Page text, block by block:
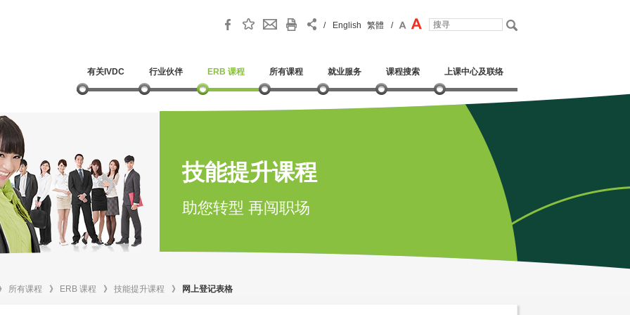
/ English 繁體 /
有关IVDC 行业伙伴 ERB 课程 所有课程 就业服务 课程搜索 上课中心及联络
技能提升课程
助您转型 再闯职场
所有课程 》 ERB 课程 》 技能提升课程 》 网上登记表格